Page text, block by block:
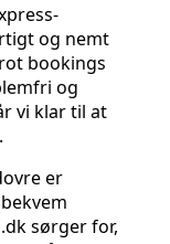
og nemt
bookings
og
vi klar til at
er
sørger for,